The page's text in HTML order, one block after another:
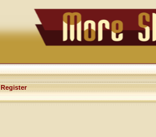
Register